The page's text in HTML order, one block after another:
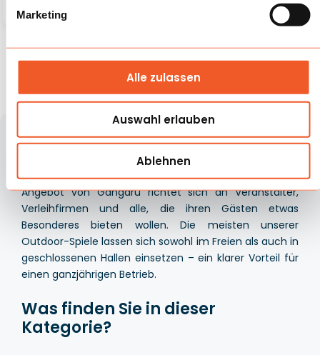
Marketing
Alle zulassen
Auswahl erlauben
Ablehnen
1 401,32 €
1 491,05 €
Spiele im Freien sind mehr als nur Unterhaltung – sie
bringen Menschen zusammen, fördern Teamgeist und
sorgen für Momente, die in Erinnerung bleiben. Das
Angebot von Gangaru richtet sich an Veranstalter,
Verleihfirmen und alle, die ihren Gästen etwas
Besonderes bieten wollen. Die meisten unserer
Outdoor-Spiele lassen sich sowohl im Freien als auch in
geschlossenen Hallen einsetzen – ein klarer Vorteil für
einen ganzjährigen Betrieb.
Was finden Sie in dieser
Kategorie?